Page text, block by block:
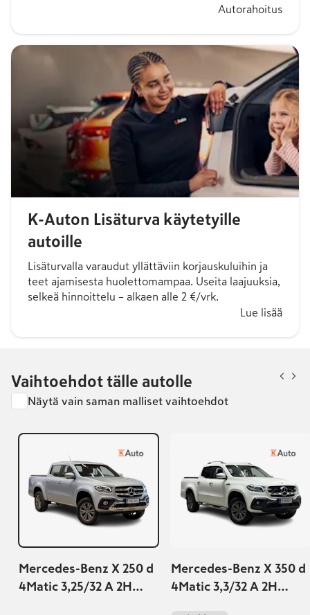
Autorahoitus
K-Auton Lisäturva käytetyille
autoille
Lisäturvalla varaudut yllättäviin korjauskuluihin ja
teet ajamisesta huolettomampaa. Useita laajuuksia,
selkeä hinnoittelu – alkaen alle 2 €/vrk.
Lue lisää
Vaihtoehdot tälle autolle
Näytä vain saman malliset vaihtoehdot
Mercedes-Benz X 250 d
4Matic 3,25/32 A 2H
Mercedes-Benz X 350 d
4Matic 3,3/32 A 2H